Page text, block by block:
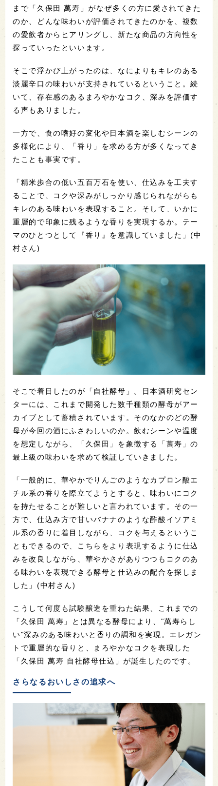
まで「久保田 萬寿」がなぜ多くの方に愛されてきた
のか、どんな味わいが評価されてきたのかを、複数
の愛飲者からヒアリングし、新たな商品の方向性を
探っていったといいます。
そこで浮かび上がったのは、なによりもキレのある
淡麗辛口の味わいが支持されているということ。続
いて、存在感のあるまろやかなコク、深みを評価す
る声もありました。
一方で、食の嗜好の変化や日本酒を楽しむシーンの
多様化により、「香り」を求める方が多くなってき
たことも事実です。
「精米歩合の低い五百万石を使い、仕込みを工夫す
ることで、コクや深みがしっかり感じられながらも
キレのある味わいを表現すること。そして、いかに
重層的で印象に残るような香りを実現するか。テー
マのひとつとして『香り』を意識していました」(中
村さん)
そこで着目したのが「自社酵母」。日本酒研究セン
ターには、これまで開発した数千種類の酵母がアー
カイブとして蓄積されています。そのなかのどの酵
母が今回の酒にふさわしいのか。飲むシーンや温度
を想定しながら、「久保田」を象徴する「萬寿」の
最上級の味わいを求めて検証していきました。
「一般的に、華やかでりんごのようなカプロン酸エ
チル系の香りを際立てようとすると、味わいにコク
を持たせることが難しいと言われています。その一
方で、仕込み方で甘いバナナのような酢酸イソアミ
ル系の香りに着目しながら、コクを与えるというこ
ともできるので、こちらをより表現するように仕込
みを改良しながら、華やかさがありつつもコクのあ
る味わいを表現できる酵母と仕込みの配合を探しま
した」(中村さん)
こうして何度も試験醸造を重ねた結果、これまでの
「久保田 萬寿」とは異なる酵母により、"萬寿らし
い"深みのある味わいと香りの調和を実現。エレガン
トで重層的な香りと、まろやかなコクを表現した
「久保田 萬寿 自社酵母仕込」が誕生したのです。
さらなるおいしさの追求へ